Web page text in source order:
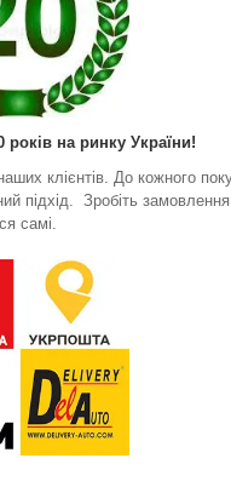
років на ринку України!
клієнтів. До кожного
підхід. Зробіть
самі.